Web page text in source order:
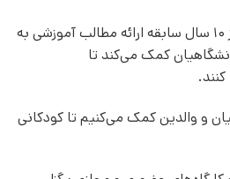
سایت معلم خلاق با بیش از 10 سال سابقه ارائه مطالب آموزشی به
کمک می‌کند تا
و والدین کمک می‌کنیم تا کودکانی